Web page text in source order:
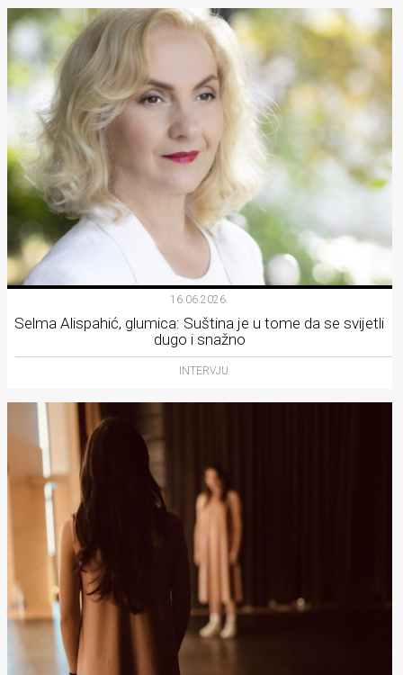
16.06.2026.
Selma Alispahić, glumica: Suština je u tome da se svijetli
dugo i snažno
INTERVJU